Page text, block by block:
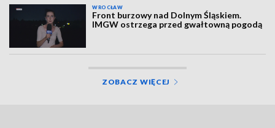
WROCŁAW
Front burzowy nad Dolnym Śląskiem.
IMGW ostrzega przed gwałtowną pogodą
ZOBACZ WIĘCEJ